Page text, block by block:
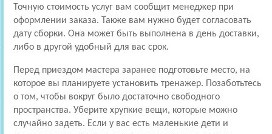
Точную стоимость услуг вам сообщит менеджер при
оформлении заказа. Также вам нужно будет согласовать
дату сборки. Она может быть выполнена в день доставки,
либо в другой удобный для вас срок.
Перед приездом мастера заранее подготовьте место, на
которое вы планируете установить тренажер. Позаботьтесь
о том, чтобы вокруг было достаточно свободного
пространства. Уберите хрупкие вещи, которые можно
случайно задеть. Если у вас есть маленькие дети и